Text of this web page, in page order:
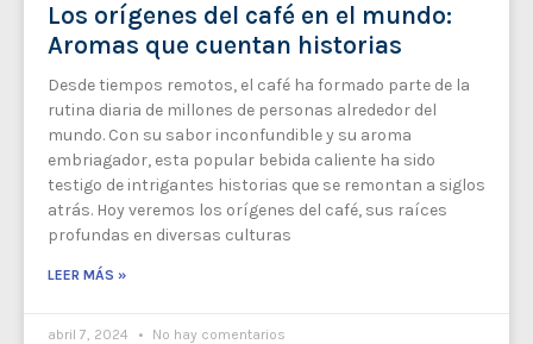
Los orígenes del café en el mundo:
Aromas que cuentan historias
Desde tiempos remotos, el café ha formado parte de la
rutina diaria de millones de personas alrededor del
mundo. Con su sabor inconfundible y su aroma
embriagador, esta popular bebida caliente ha sido
testigo de intrigantes historias que se remontan a siglos
atrás. Hoy veremos los orígenes del café, sus raíces
profundas en diversas culturas
LEER MÁS »
abril 7, 2024 No hay comentarios